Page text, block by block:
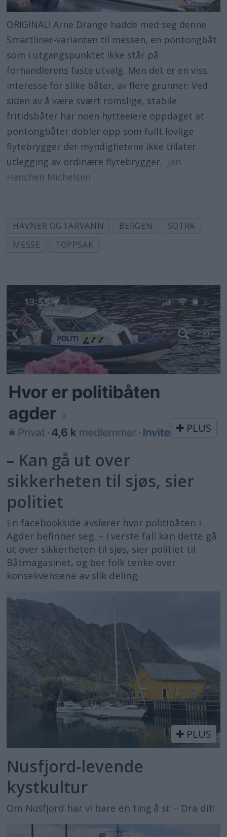
ORIGINAL! Arne Drange hadde med seg denne
Smartliner-varianten til messen, en pontongbåt
som i utgangspunktet ikke står på
forhandlerens faste utvalg. Men det er en viss
interesse for slike båter, av flere grunner: Ved
siden av å være svært romslige, stabile
fritidsbåter har noen hytteeiere oppdaget at
pontongbåter dobler opp som fullt lovlige
flytebrygger der myndighetene ikke tillater
utlegging av ordinære flytebrygger.
Jan
Hanchen Michelsen
HAVNER OG FARVANN BERGEN
SOTRA
MESSE
TOPPSAK
PLUS
– Kan gå ut over
sikkerheten til sjøs, sier
politiet
En facebookside avslører hvor politibåten i
Agder befinner seg. – I verste fall kan dette gå
ut over sikkerheten til sjøs, sier politiet til
Båtmagasinet, og ber folk tenke over
konsekvensene av slik deling.
PLUS
Nusfjord-levende
kystkultur
Om Nusfjord har vi bare en ting å si: – Dra dit!